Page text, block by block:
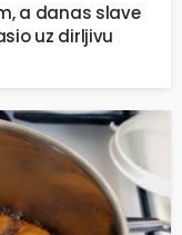
a danas slave
uz dirljivu